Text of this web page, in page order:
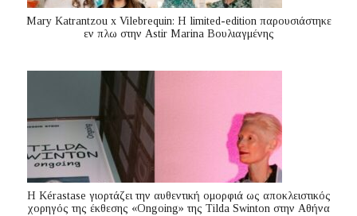
Mary Katrantzou x Vilebrequin: Η limited-edition παρουσιάστηκε
εν πλω στην Astir Marina Βουλιαγμένης
Η Kérastase γιορτάζει την αυθεντική ομορφιά ως αποκλειστικός
χορηγός της έκθεσης «Ongoing» της Tilda Swinton στην Αθήνα